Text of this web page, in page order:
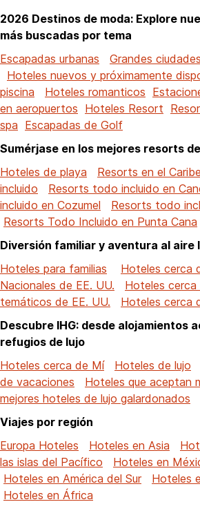
2026 Destinos de moda: Explore
más buscadas por tema
Escapadas urbanas
Grandes
Hoteles nuevos y próximamente
piscina
Hoteles romanticos
en aeropuertos Hoteles Resort
spa Escapadas de Golf
Sumérjase en los mejores resorts
Hoteles de playa
Resorts en el Caribe
incluido
Resorts todo incluido en
incluido en Cozumel
Resorts todo
Resorts Todo Incluido en Punta Cana
Diversión familiar y aventura al aire
Hoteles para familias
Hoteles cerca
Nacionales de EE. UU.
Hoteles cerca
temáticos de EE. UU.
Hoteles cerca
Descubre IHG: desde alojamientos
refugios de lujo
Hoteles cerca de Mí
Hoteles de lujo
de vacaciones
Hoteles que aceptan
mejores hoteles de lujo galardonados
Viajes por región
Europa Hoteles
Hoteles en Asia
las islas del Pacífico
Hoteles en
Hoteles en América del Sur
Hoteles
Hoteles en África